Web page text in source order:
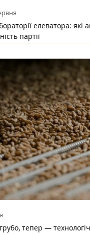
елеватора: які
партії
тепер —